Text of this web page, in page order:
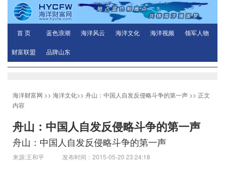
首 页 蓝色浪潮 海洋风云 海洋文化 海洋视频 领军人物
财富联盟 品牌山东
海洋财富网 >> 海洋文化>> 舟山：中国人自发反侵略斗争的第一声 >> 正文
内容
舟山：中国人自发反侵略斗争的第一声
舟山：中国人自发反侵略斗争的第一声
来源:王和平 发布时间：2015-05-20 23:24:18